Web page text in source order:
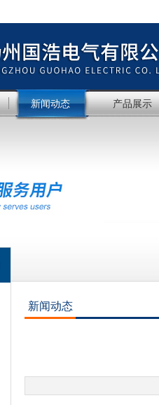
新闻动态 产品展示
新闻动态